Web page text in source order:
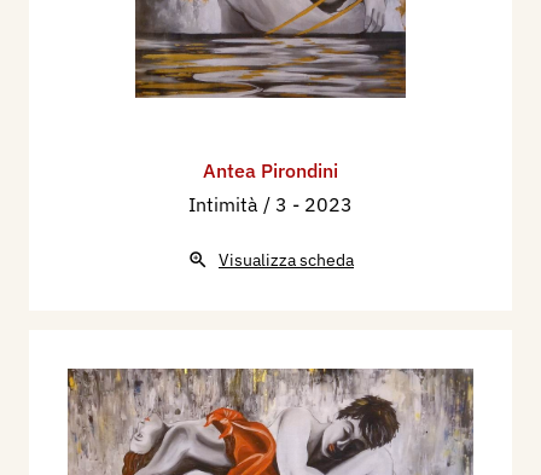
Antea Pirondini
Intimità / 3 - 2023
Visualizza scheda